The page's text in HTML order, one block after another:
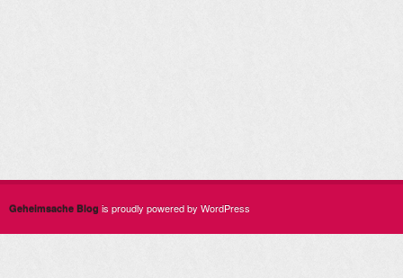
Geheimsache Blog is proudly powered by WordPress